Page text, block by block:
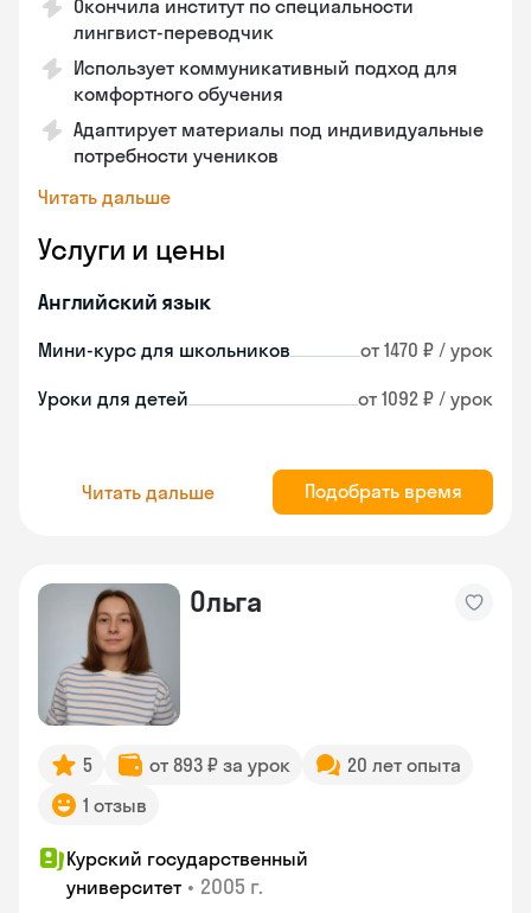
Окончила институт по специальности
лингвист-переводчик
Использует коммуникативный подход для
комфортного обучения
Адаптирует материалы под индивидуальные
потребности учеников
Читать дальше
Услуги и цены
Английский язык
Мини-курс для школьников от 1470 ₽ / урок
Уроки для детей от 1092 ₽ / урок
Читать дальше Подобрать время
Ольга
5 от 893 ₽ за урок
20 лет опыта
1 отзыв
Курский государственный
университет • 2005 г.